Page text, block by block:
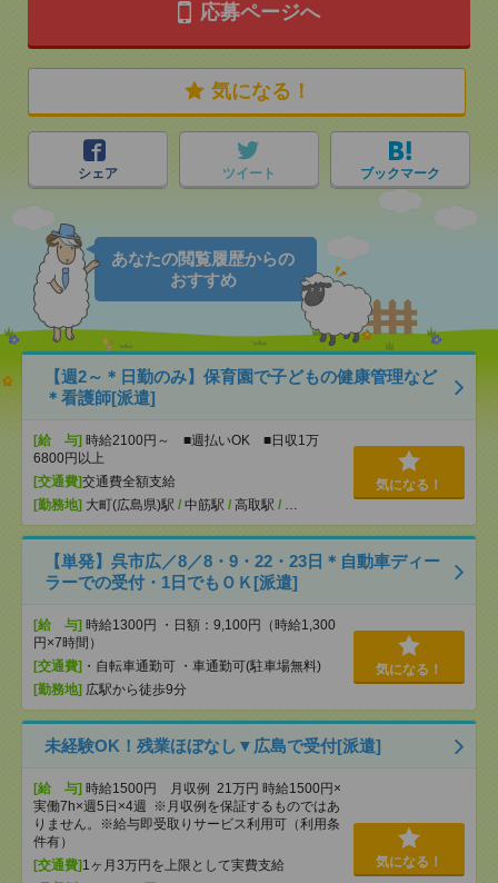
応募ページへ
気になる！
シェア ツイート ブックマーク
あなたの閲覧履歴からの
おすすめ
【週2～＊日勤のみ】保育園で子どもの健康管理など
＊看護師[派遣]
[給 与] 時給2100円～ ■週払いOK ■日収1万
6800円以上
[交通費]交通費全額支給
[勤務地] 大町(広島県)駅 / 中筋駅 / 高取駅 / …
気になる！
【単発】呉市広／8／8・9・22・23日＊自動車ディー
ラーでの受付・1日でもＯＫ[派遣]
[給 与] 時給1300円 ・日額：9,100円（時給1,300
円×7時間）
[交通費] ・自転車通勤可 ・車通勤可(駐車場無料)
[勤務地] 広駅から徒歩9分
気になる！
未経験OK！残業ほぼなし▼広島で受付[派遣]
[給 与] 時給1500円 月収例 21万円 時給1500円×
実働7h×週5日×4週 ※月収例を保証するものではあ
りません。※給与即受取りサービス利用可（利用条
件有）
[交通費] 1ヶ月3万円を上限として実費支給
気になる！